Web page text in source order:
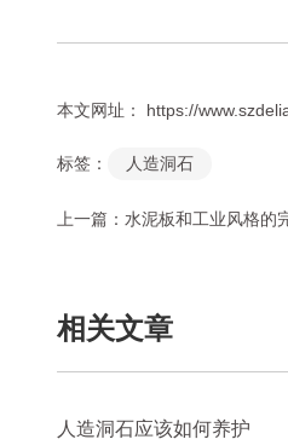
本文网址： https://
标签： 人造洞石
上一篇： 水泥板和工业风格的
相关文章
人造洞石应该如何养护